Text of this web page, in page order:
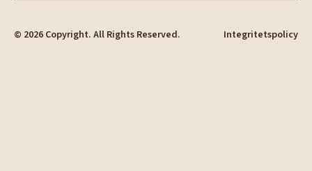
© 2026Copyright. All Rights Reserved. Integritetspolicy